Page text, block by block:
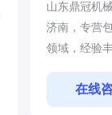
山东鼎冠机
济南，专营
领域，经验
在线